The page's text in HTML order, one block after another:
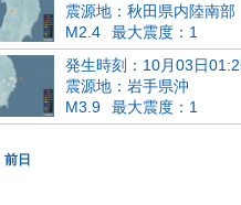
震源地：秋田県内陸南部
M2.4
最大震度：1
発生時刻：10月03日
震源地：岩手県沖
M3.9
最大震度：1
前日